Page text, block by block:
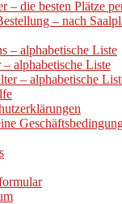
– die besten Plätze
– nach
– alphabetische Liste
alphabetische Liste
– alphabetische